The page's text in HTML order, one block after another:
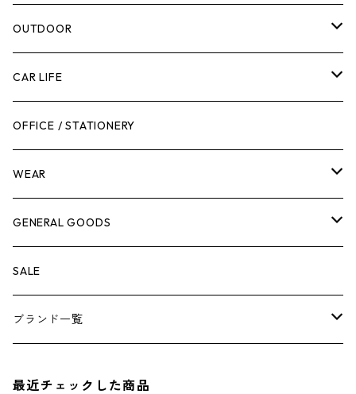
腰袋・ツールホルスター
工具箱
作業台
脚立
ケミカル
その他
キッチン
日用品
ボディケア
剪定ばさみ
ガーデンツール
ガーデンチェア
キャビネット・ツールハンガー
冬季用品
その他
OUTDOOR
スツール
バンジーバンド
ストレージボックス
クーラーボックス
ナイフ
CAR LIFE
メンテナンスグッズ
車内グッズ
車外グッズ
芳香剤
OFFICE / STATIONERY
WEAR
トップス
ボトムス
アンダーウェア
GENERAL GOODS
ウォレット
エアーフレッシュナー
SALE
ブランド一覧
最近チェックした商品